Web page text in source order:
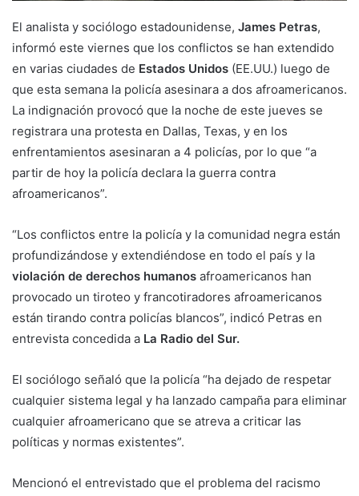
El analista y sociólogo estadounidense, James Petras,
informó este viernes que los conflictos se han extendido
en varias ciudades de Estados Unidos (EE.UU.) luego de
que esta semana la policía asesinara a dos afroamericanos.
La indignación provocó que la noche de este jueves se
registrara una protesta en Dallas, Texas, y en los
enfrentamientos asesinaran a 4 policías, por lo que “a
partir de hoy la policía declara la guerra contra
afroamericanos”.
“Los conflictos entre la policía y la comunidad negra están
profundizándose y extendiéndose en todo el país y la
violación de derechos humanos afroamericanos han
provocado un tiroteo y francotiradores afroamericanos
están tirando contra policías blancos”, indicó Petras en
entrevista concedida a La Radio del Sur.
El sociólogo señaló que la policía “ha dejado de respetar
cualquier sistema legal y ha lanzado campaña para eliminar
cualquier afroamericano que se atreva a criticar las
políticas y normas existentes”.
Mencionó el entrevistado que el problema del racismo